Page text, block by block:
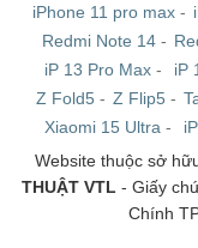
iPhone 11 pro max-
Redmi Note 14 -
iP 13 Pro Max - iP
Z Fold5 - Z Flip5 -
Xiaomi 15 Ultra -
Website thuộc sở
THUẬT VTL - Giấy
Chính